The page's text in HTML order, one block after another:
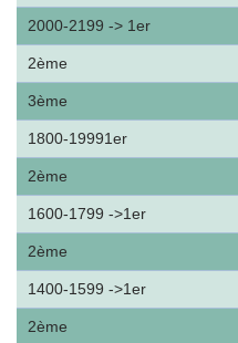
2000-2199 -> 1er
2ème
3ème
1800-19991er
2ème
1600-1799 ->1er
2ème
1400-1599 ->1er
2ème